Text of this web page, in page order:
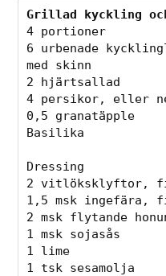
Grillad kyckling
4 portioner⁠
6 urbenade
med skinn⁠
2 hjärtsallad⁠
4 persikor, eller
0,5 granatäpple⁠
Basilika⁠
Dressing
2 vitlöksklyftor,
1,5 msk ingefära,
2 msk flytande
1 msk sojasås⁠
1 lime⁠
1 tsk sesamolja⁠